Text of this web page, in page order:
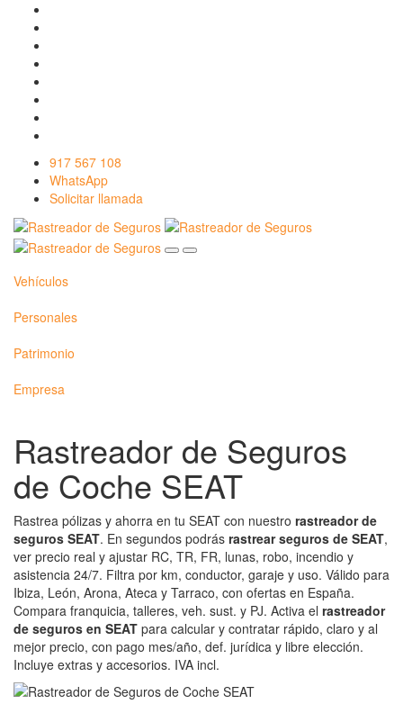
917 567 108
WhatsApp
Solicitar llamada
Vehículos
Personales
Patrimonio
Empresa
Rastreador de Seguros
de Coche SEAT
Rastrea pólizas y ahorra en tu SEAT con nuestro rastreador de
seguros SEAT. En segundos podrás rastrear seguros de SEAT,
ver precio real y ajustar RC, TR, FR, lunas, robo, incendio y
asistencia 24/7. Filtra por km, conductor, garaje y uso. Válido para
Ibiza, León, Arona, Ateca y Tarraco, con ofertas en España.
Compara franquicia, talleres, veh. sust. y PJ. Activa el rastreador
de seguros en SEAT para calcular y contratar rápido, claro y al
mejor precio, con pago mes/año, def. jurídica y libre elección.
Incluye extras y accesorios. IVA incl.